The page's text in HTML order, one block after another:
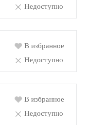
Недоступно
В избранное
Недоступно
В избранное
Недоступно